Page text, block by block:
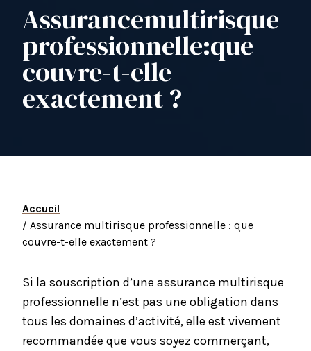
Assurancemultirisque
professionnelle:que
couvre-t-elle
exactement ?
Accueil
/ Assurance multirisque professionnelle : que
couvre-t-elle exactement ?
Si la souscription d’une assurance multirisque
professionnelle n’est pas une obligation dans
tous les domaines d’activité, elle est vivement
recommandée que vous soyez commerçant,